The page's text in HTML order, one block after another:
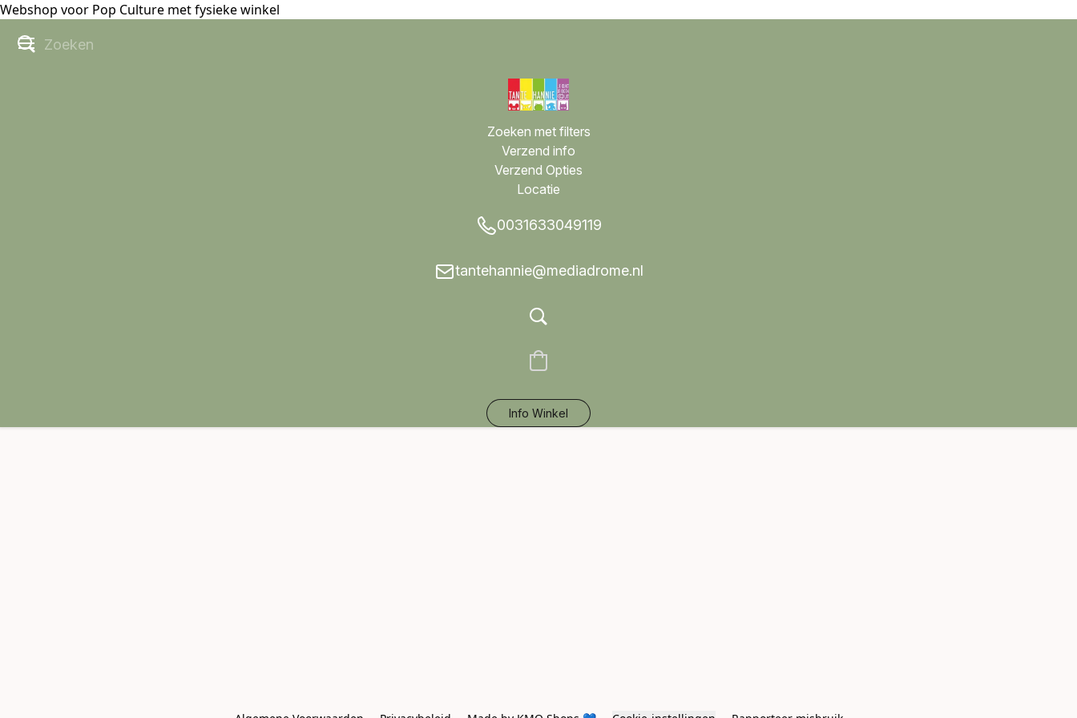
Webshop voor Pop Culture met fysieke winkel
Zoeken met filters
Verzend info
Verzend Opties
Locatie
0031633049119
tantehannie@mediadrome.nl
Info Winkel